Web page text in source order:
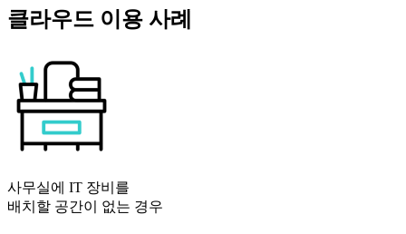
클라우드 이용 사례
사무실에 IT 장비를
배치할 공간이 없는 경우